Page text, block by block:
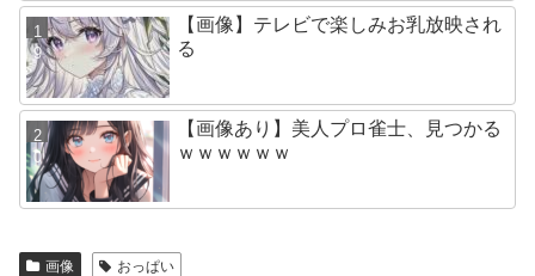
【画像】テレビで楽しみお乳放映され
る
【画像あり】美人プロ雀士、見つかる
ｗｗｗｗｗｗ
画像 おっぱい